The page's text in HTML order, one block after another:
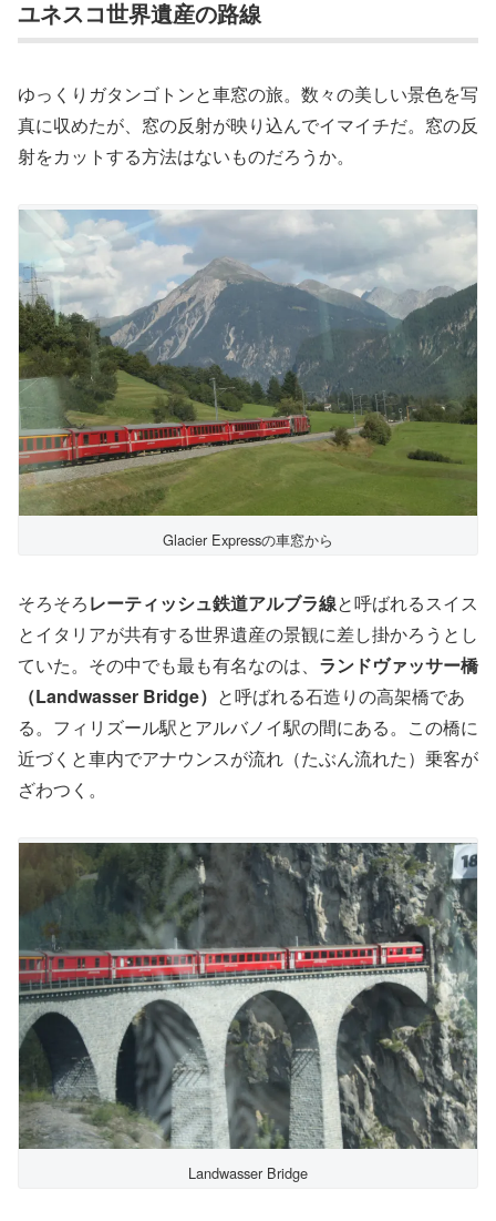
ユネスコ世界遺産の路線
ゆっくりガタンゴトンと車窓の旅。数々の美しい景色を写
真に収めたが、窓の反射が映り込んでイマイチだ。窓の反
射をカットする方法はないものだろうか。
Glacier Expressの車窓から
そろそろレーティッシュ鉄道アルブラ線と呼ばれるスイス
とイタリアが共有する世界遺産の景観に差し掛かろうとし
ていた。その中でも最も有名なのは、 ランドヴァッサー橋
（Landwasser Bridge） と呼ばれる石造りの高架橋であ
る。フィリズール駅とアルバノイ駅の間にある。この橋に
近づくと車内でアナウンスが流れ（たぶん流れた）乗客が
ざわつく。
Landwasser Bridge